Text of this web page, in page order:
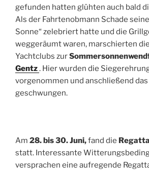
gefunden hatten glühten auch bald
Als der Fahrtenobmann Schade
Sonne“ zelebriert hatte und die
weggeräumt waren, marschierten
Yachtclubs zur
Gentz. Hier wurden die
vorgenommen und anschließend das
geschwungen.
Am 28. bis 30. Juni,fand die
statt. Interessante
versprachen eine aufregende